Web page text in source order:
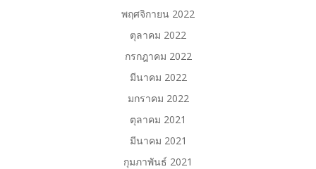
พฤศจิกายน 2022
ตุลาคม 2022
กรกฎาคม 2022
มีนาคม 2022
มกราคม 2022
ตุลาคม 2021
มีนาคม 2021
กุมภาพันธ์ 2021